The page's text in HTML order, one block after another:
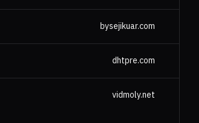
bysejikuar.com
dhtpre.com
vidmoly.net